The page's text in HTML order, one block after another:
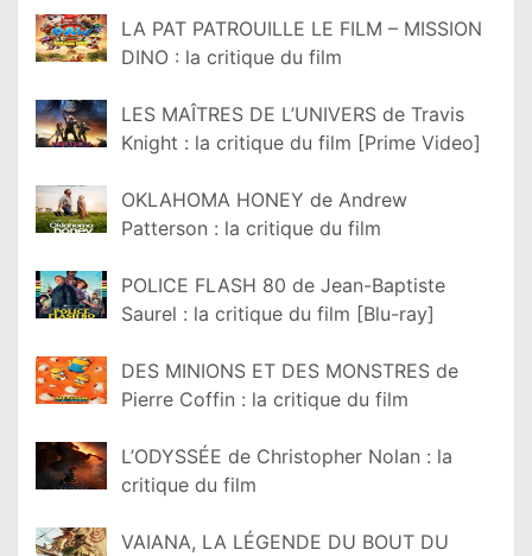
LA PAT PATROUILLE LE FILM – MISSION
DINO : la critique du film
LES MAÎTRES DE L’UNIVERS de Travis
Knight : la critique du film [Prime Video]
OKLAHOMA HONEY de Andrew
Patterson : la critique du film
POLICE FLASH 80 de Jean-Baptiste
Saurel : la critique du film [Blu-ray]
DES MINIONS ET DES MONSTRES de
Pierre Coffin : la critique du film
L’ODYSSÉE de Christopher Nolan : la
critique du film
VAIANA, LA LÉGENDE DU BOUT DU